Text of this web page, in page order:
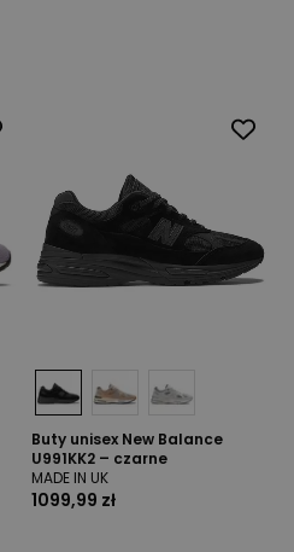
Buty unisex New Balance
U991KK2 – czarne
MADE IN UK
1099,99 zł